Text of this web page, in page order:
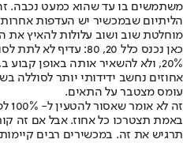
משתמשים בו עד שהוא כמעט נכבה.
הליתיום שבמכשיר יש העדפות
מוחלטת שוב ושוב עלולות להאיץ את
כאן נכנס כלל 20, 80:
אחוזים נחשב ידידותי יותר לסוללה
עומס מצטבר על התאים.
זה
באמת תצטרכו כל אחוז. אבל אם זה
תרגיש את זה. במכשירים רבים